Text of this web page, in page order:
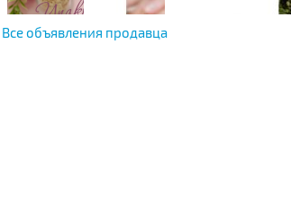
Все объявления продавца